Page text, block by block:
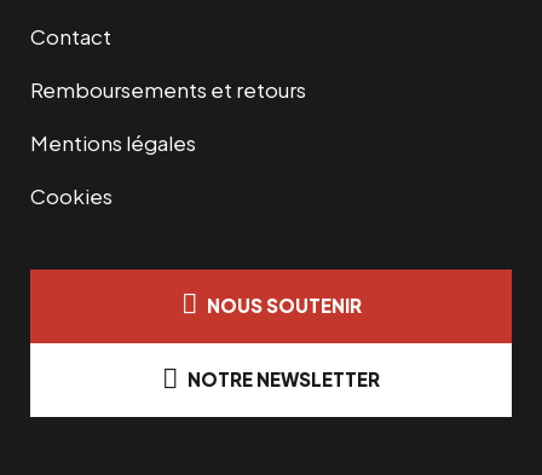
Contact
Remboursements et retours
Mentions légales
Cookies
NOUS SOUTENIR
NOTRE NEWSLETTER